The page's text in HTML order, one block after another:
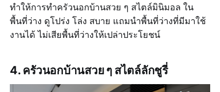
ทำให้การทำครัวนอกบ้านสวย ๆ สไตล์มินิมอล ใน
พื้นที่ว่าง ดูโปร่ง โล่ง สบาย แถมนำพื้นที่ว่างที่มีมาใช้
งานได้ ไม่เสียพื้นที่ว่างให้เปล่าประโยชน์
4. ครัวนอกบ้านสวย ๆ สไตล์ลักชูรี่